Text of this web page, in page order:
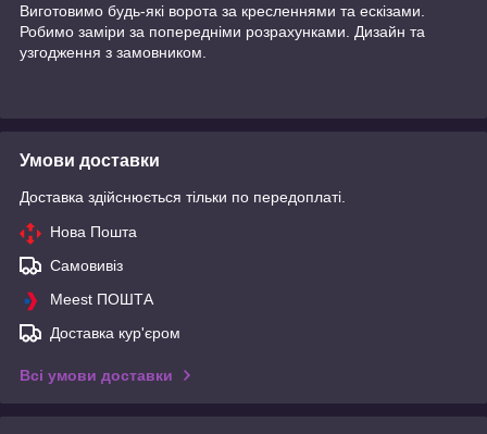
Виготовимо будь-які ворота за кресленнями та ескізами.
Робимо заміри за попередніми розрахунками. Дизайн та
узгодження з замовником.
Умови доставки
Доставка здійснюється тільки по передоплаті.
Нова Пошта
Самовивіз
Meest ПОШТА
Доставка кур'єром
Всі умови доставки